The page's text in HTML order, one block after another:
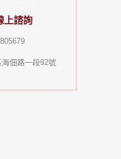
諮詢
佃路一段92號